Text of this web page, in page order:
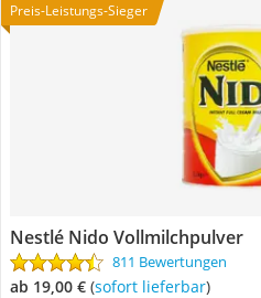
Preis-Leistungs-Sieger
Nestlé Nido Vollmilchpulver
811 Bewertungen
ab 19,00 € ( Sofort lieferbar)